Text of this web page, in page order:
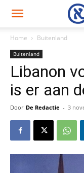
Home Buitenland
Buitenland
Libanon
is er aan
Door De Redactie - 3